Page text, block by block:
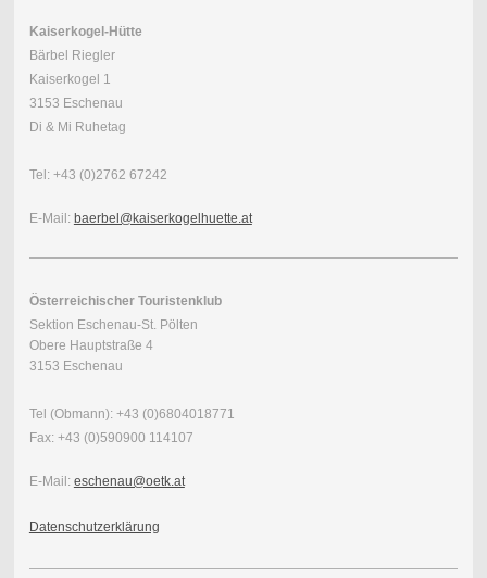
Kaiserkogel-Hütte
Bärbel Riegler
Kaiserkogel 1
3153 Eschenau
Di & Mi Ruhetag
Tel: +43 (0)2762 67242
E-Mail: baerbel@kaiserkogelhuette.at
Österreichischer Touristenklub
Sektion Eschenau-St. Pölten
Obere Hauptstraße 4
3153 Eschenau
Tel (Obmann): +43 (0)6804018771
Fax: +43 (0)590900 114107
E-Mail: eschenau@oetk.at
Datenschutzerklärung